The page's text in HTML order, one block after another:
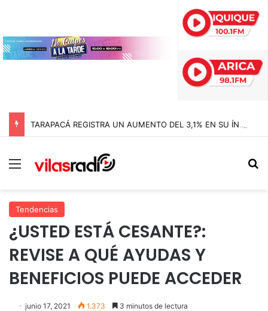
TARAPACÁ REGISTRA UN AUMENTO DEL 3,1% EN SU ÍNDICE DE PRODUCCIÓN MINERA
Menú
Tendencias
¿USTED ESTÁ CESANTE?:
REVISE A QUÉ AYUDAS Y
BENEFICIOS PUEDE ACCEDER
junio 17, 2021 1.373 3 minutos de lectura